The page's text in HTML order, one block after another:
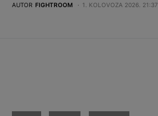
AUTOR FIGHTROOM 1. KOLOVOZA 2026. 21:37